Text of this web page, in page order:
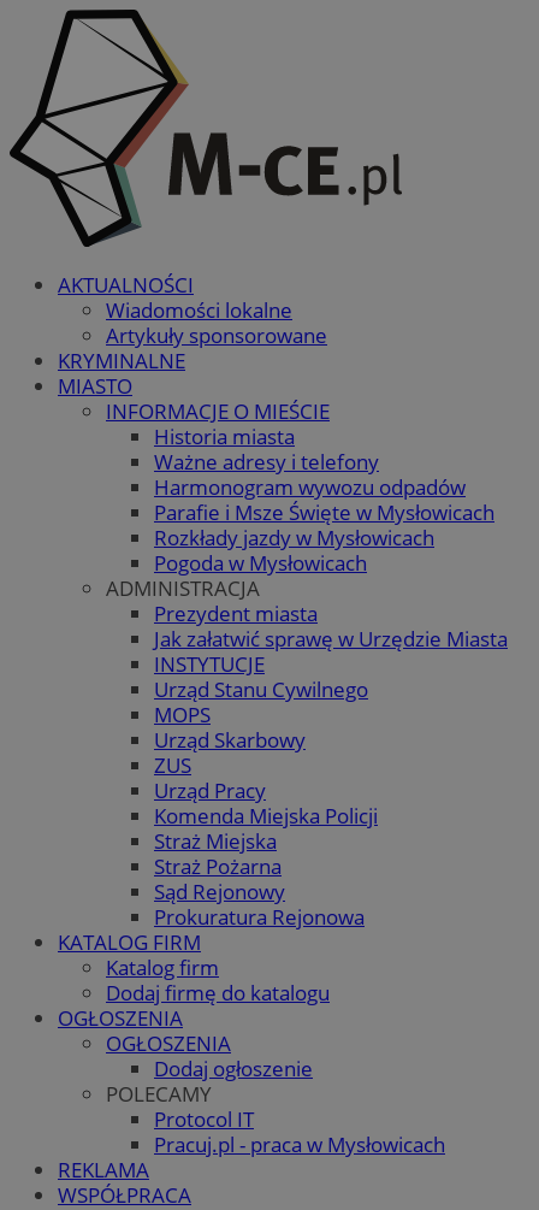
AKTUALNOŚCI
Wiadomości lokalne
Artykuły sponsorowane
KRYMINALNE
MIASTO
INFORMACJE O MIEŚCIE
Historia miasta
Ważne adresy i telefony
Harmonogram wywozu odpadów
Parafie i Msze Święte w Mysłowicach
Rozkłady jazdy w Mysłowicach
Pogoda w Mysłowicach
ADMINISTRACJA
Prezydent miasta
Jak załatwić sprawę w Urzędzie Miasta
INSTYTUCJE
Urząd Stanu Cywilnego
MOPS
Urząd Skarbowy
ZUS
Urząd Pracy
Komenda Miejska Policji
Straż Miejska
Straż Pożarna
Sąd Rejonowy
Prokuratura Rejonowa
KATALOG FIRM
Katalog firm
Dodaj firmę do katalogu
OGŁOSZENIA
OGŁOSZENIA
Dodaj ogłoszenie
POLECAMY
Protocol IT
Pracuj.pl - praca w Mysłowicach
REKLAMA
WSPÓŁPRACA